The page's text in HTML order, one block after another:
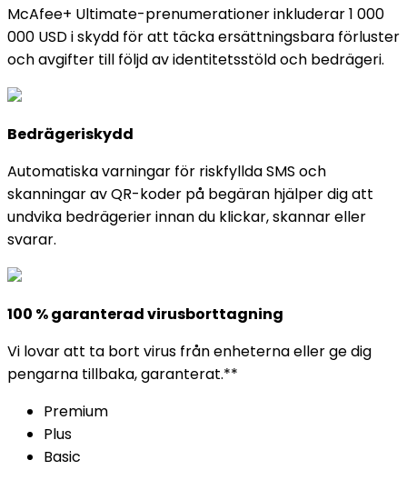
McAfee+ Ultimate-prenumerationer inkluderar 1 000
000 USD i skydd för att täcka ersättningsbara förluster
och avgifter till följd av identitetsstöld och bedrägeri.
Bedrägeriskydd
Automatiska varningar för riskfyllda SMS och
skanningar av QR-koder på begäran hjälper dig att
undvika bedrägerier innan du klickar, skannar eller
svarar.
100 % garanterad virusborttagning
Vi lovar att ta bort virus från enheterna eller ge dig
pengarna tillbaka, garanterat.**
Premium
Plus
Basic